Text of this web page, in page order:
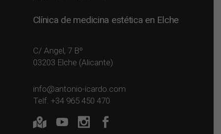
Clínica de medicina estética en Elche
C/ Angel, 7 Bº
03203 Elche (Alicante)
info@antonio-icardo.com
Telf. +34 965 450 470